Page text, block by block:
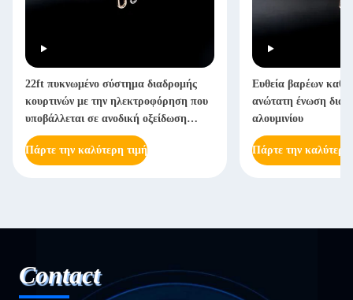
22ft πυκνωμένο σύστημα διαδρομής
κουρτινών με την ηλεκτροφόρηση που
υποβάλλεται σε ανοδική οξείδωση
βαρέων καθηκόντων
Πάρτε την καλύτερη τιμή
Ευθεία βαρέων
ανώτατη ένωση
αλουμινίου
Πάρτε την καλύτερη
Contact